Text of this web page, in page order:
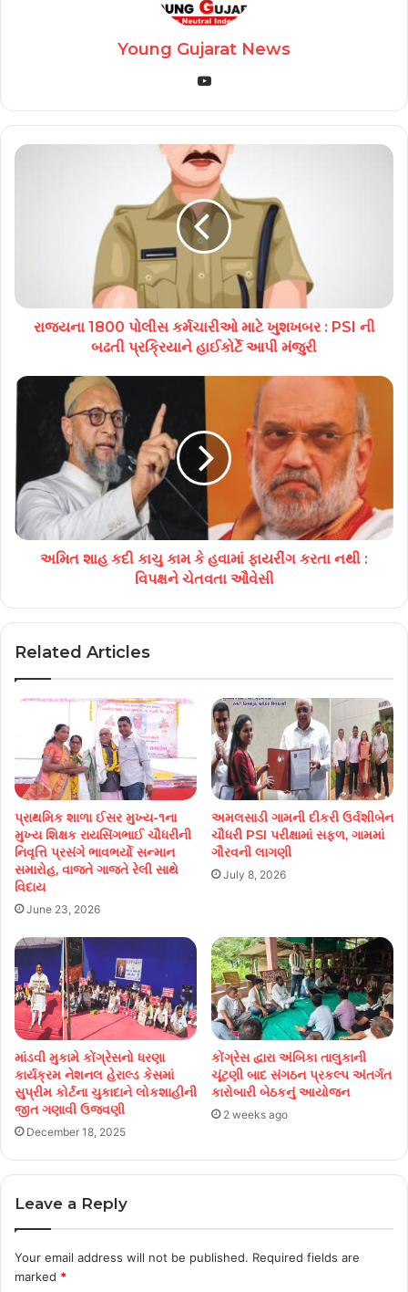
Young Gujarat News
YouTube
રાજયના 1800 પોલીસ કર્મચારીઓ માટે ખુશખબર : PSI ની
બઢતી પ્રક્રિયાને હાઈકોર્ટે આપી મંજુરી
અમિત શાહ કદી કાચુ કામ કે હવામાં ફાયરીંગ કરતા નથી :
વિપક્ષને ચેતવતા ઔવેસી
Related Articles
પ્રાથમિક શાળા ઈસર મુખ્ય-૧ના
મુખ્ય શિક્ષક રાયસિંગભાઈ ચૌધરીની
નિવૃત્તિ પ્રસંગે ભાવભર્યો સન્માન
સમારોહ, વાજતે ગાજતે રેલી સાથે
વિદાય
June 23, 2026
અમલસાડી ગામની દીકરી ઉર્વશીબેન
ચૌધરી PSI પરીક્ષામાં સફળ, ગામમાં
ગૌરવની લાગણી
July 8, 2026
માંડવી મુકામે કોંગ્રેસનો ધરણા
કાર્યક્રમ નેશનલ હેરાલ્ડ કેસમાં
સુપ્રીમ કોર્ટના ચુકાદાને લોકશાહીની
જીત ગણાવી ઉજવણી
December 18, 2025
કોંગ્રેસ દ્વારા અંબિકા તાલુકાની
ચૂંટણી બાદ સંગઠન પ્રકલ્પ અંતર્ગત
કારોબારી બેઠકનું આયોજન
2 weeks ago
Leave a Reply
Your email address will not be published. Required fields are
marked *